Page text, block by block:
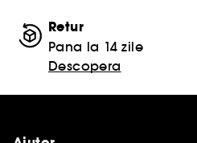
Retur
Pana la 14 zile
Descopera